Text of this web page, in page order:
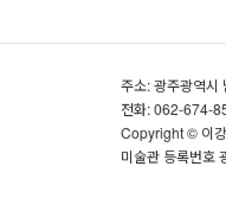
주소: 광주광역시
전화: 062-674-
Copyright © 이
미술관 등록번호